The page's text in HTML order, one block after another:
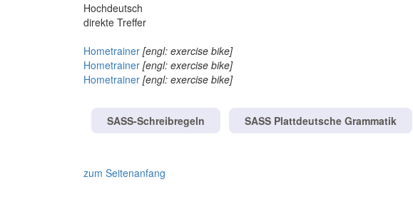
Hochdeutsch
direkte Treffer
Hometrainer [engl: exercise bike]
Hometrainer [engl: exercise bike]
Hometrainer [engl: exercise bike]
SASS-Schreibregeln SASS Plattdeutsche Grammatik
zum Seitenanfang